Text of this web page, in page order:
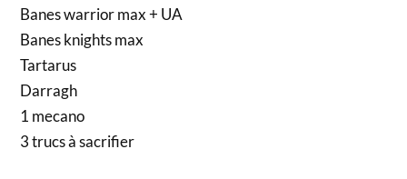
Banes warrior max + UA
Banes knights max
Tartarus
Darragh
1 mecano
3 trucs à sacrifier